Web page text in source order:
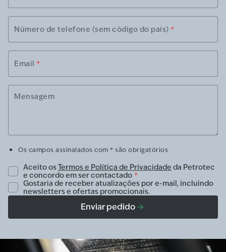
Número de telefone (sem código do país) *
Email *
Mensagem
Os campos assinalados com * são obrigatórios
Aceito osTermos e Política de Privacidade da Petrotec
e concordo em ser contactado *
Gostaria de receber atualizações por e-mail, incluindo
newsletters e ofertas promocionais.
Enviar pedido